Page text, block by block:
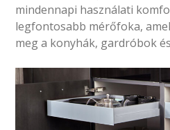
mindennapi használati
legfontosabb mérőfoka,
meg a konyhák, gardróbok